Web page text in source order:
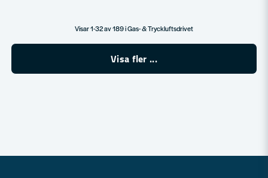
Visar 1-32 av 189 i Gas- & Tryckluftsdrivet
Visa fler ...